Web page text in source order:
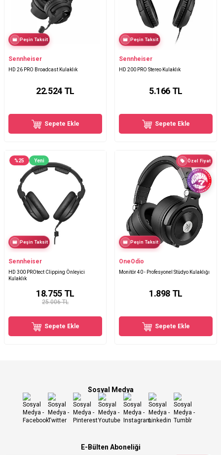
Peşin Taksit
Sennheiser
HD 26 PRO Broadcast Kulaklık
22.524TL
Sepete Ekle
Peşin Taksit
Sennheiser
HD 200 PRO Stereo Kulaklık
5.166 TL
Sepete Ekle
%25 Yeni
Peşin Taksit
Sennheiser
HD 300 PROtect Clipping Önleyici
Kulaklık
25.006 TL
18.755TL
Sepete Ekle
Özel Fiyat
Peşin Taksit
OneOdio
Monitör 40 - Profesyonel Stüdyo Kulaklığı
1.898 TL
Sepete Ekle
Sosyal Medya
E-Bülten Aboneliği